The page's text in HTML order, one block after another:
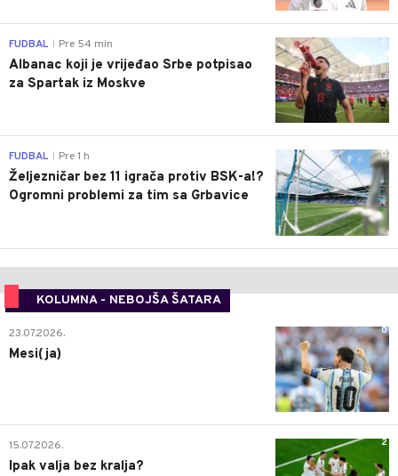
0
FUDBAL Pre 54 min
Albanac koji je vrijeđao Srbe potpisao
za Spartak iz Moskve
0
FUDBAL Pre 1 h
Željezničar bez 11 igrača protiv BSK-a!?
Ogromni problemi za tim sa Grbavice
KOLUMNA - NEBOJŠA ŠATARA
0
23.07.2026.
Mesi(ja)
2
15.07.2026.
Ipak valja bez kralja?